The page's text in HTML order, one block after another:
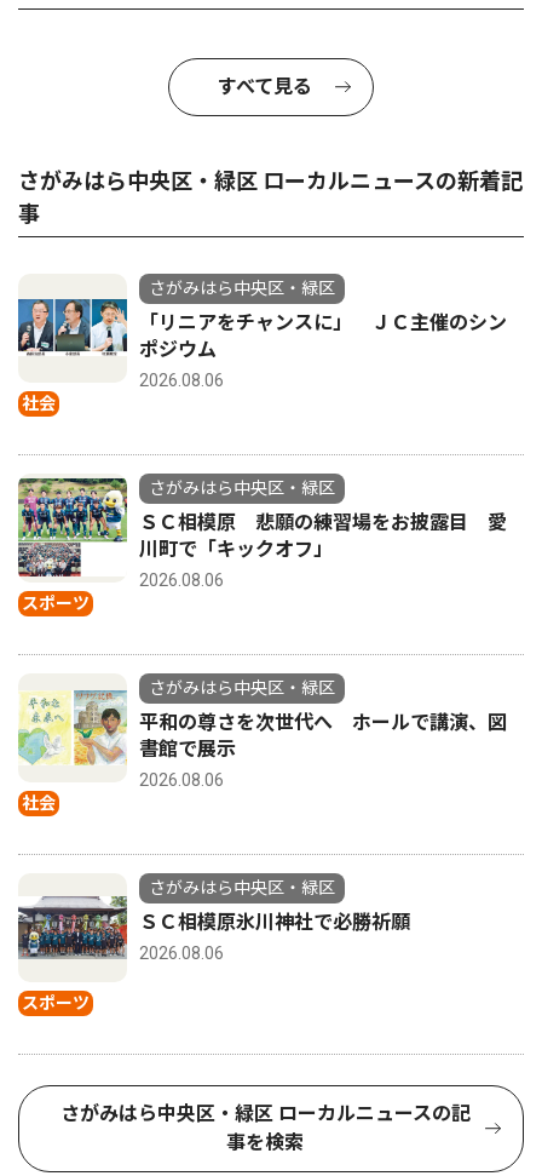
すべて見る
さがみはら中央区・緑区 ローカルニュースの新着記
事
社会
さがみはら中央区・緑区
「リニアをチャンスに」 ＪＣ主催のシン
ポジウム
2026.08.06
スポーツ
さがみはら中央区・緑区
ＳＣ相模原 悲願の練習場をお披露目 愛
川町で「キックオフ」
2026.08.06
社会
さがみはら中央区・緑区
平和の尊さを次世代へ ホールで講演、図
書館で展示
2026.08.06
スポーツ
さがみはら中央区・緑区
ＳＣ相模原氷川神社で必勝祈願
2026.08.06
さがみはら中央区・緑区 ローカルニュースの記
事を検索